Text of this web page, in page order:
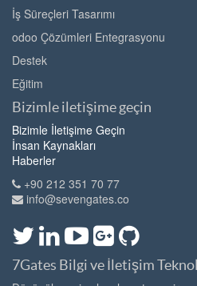
Ödüller
2011 INSEAD Innovator Ödülü
2012 Deloitte tarafından Benelüks
Teknoloji Şirketi ( Son 5 yılda
2012 & 2013 En İyi Açık Kaynak
2013 Trends Gazelles Ödülü
2013 Avrupa Muhasebe Sistemine
Çözüm, Bossie Ödülü
2013 Ernst & Young "L 'Entreprise
İş Süreçleri Tasarımı
odoo Çözümleri Entegrasyonu
Destek
Eğitim
Bizimle iletişime geçin
Bizimle İletişime Geçin
İnsan Kaynakları
Haberler
+90 212 351 70 77
info@sevengates.co
7Gates Bilgi ve İletişim